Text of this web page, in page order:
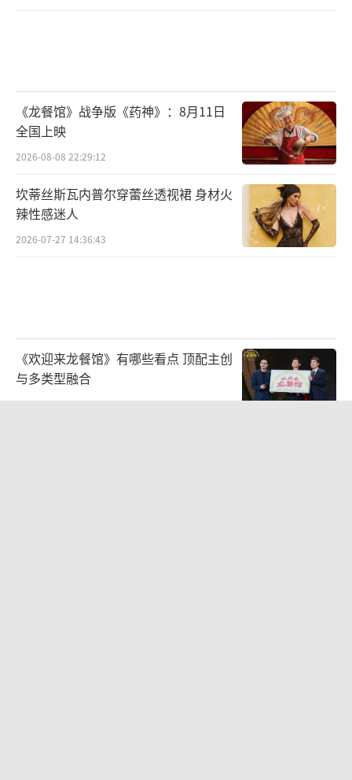
《龙餐馆》战争版《药神》：8月11日
全国上映
2026-08-08 22:29:12
坎蒂丝斯瓦内普尔穿蕾丝透视裙 身材火
辣性感迷人
2026-07-27 14:36:43
《欢迎来龙餐馆》有哪些看点 顶配主创
与多类型融合
2026-08-08 13:32:56